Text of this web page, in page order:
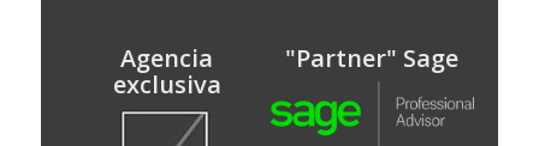
Agencia
exclusiva
"Partner" Sage